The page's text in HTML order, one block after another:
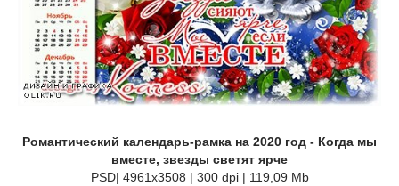
Романтический календарь-рамка на 2020 год - Когда мы
вместе, звезды светят ярче
PSD| 4961x3508 | 300 dpi | 119,09 Mb